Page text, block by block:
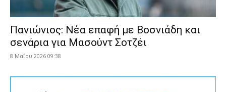
Πανιώνιος: Νέα επαφή με Βοσνιάδη και
σενάρια για Μασούντ Σοτζέι
8 Μαΐου 2026 09:38